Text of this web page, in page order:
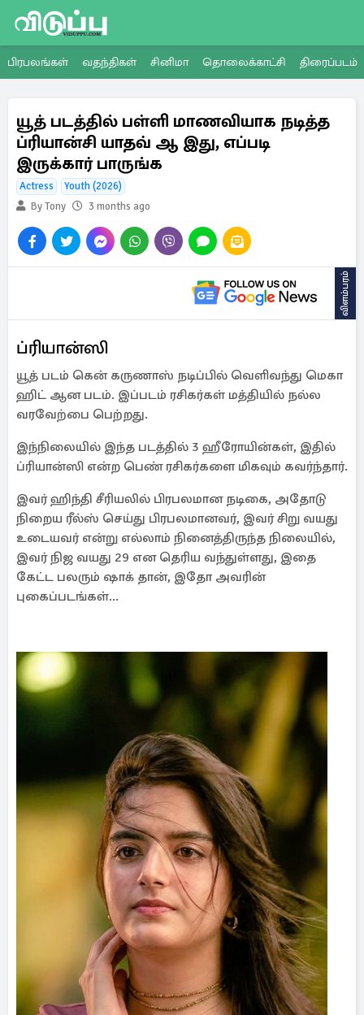
பிரபலங்கள் வதந்திகள் சினிமா தொலைக்காட்சி திரைப்படம்
யூத் படத்தில் பள்ளி மாணவியாக நடித்த
ப்ரியான்சி யாதவ் ஆ இது, எப்படி
இருக்கார் பாருங்க
Actress
Youth (2026)
By Tony
3 months ago
விளம்பரம்
ப்ரியான்ஸி
யூத் படம் கென் கருணாஸ் நடிப்பில் வெளிவந்து மெகா
ஹிட் ஆன படம். இப்படம் ரசிகர்கள் மத்தியில் நல்ல
வரவேற்பை பெற்றது.
இந்நிலையில் இந்த படத்தில் 3 ஹீரோயின்கள், இதில்
ப்ரியான்ஸி என்ற பெண் ரசிகர்களை மிகவும் கவர்ந்தார்.
இவர் ஹிந்தி சீரியலில் பிரபலமான நடிகை, அதோடு
நிறைய ரீல்ஸ் செய்து பிரபலமானவர், இவர் சிறு வயது
உடையவர் என்று எல்லாம் நினைத்திருந்த நிலையில்,
இவர் நிஜ வயது 29 என தெரிய வந்துள்ளது, இதை
கேட்ட பலரும் ஷாக் தான், இதோ அவரின்
புகைப்படங்கள்...